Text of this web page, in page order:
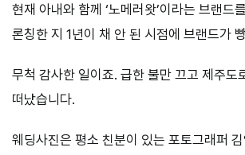
현재 아내와 함께 ‘노메러왓’이라는 브랜드
론칭한 지 1년이 채 안 된 시점에 브랜드가
무척 감사한 일이죠. 급한 불만 끄고 제주도
떠났습니다.
웨딩사진은 평소 친분이 있는 포토그래퍼